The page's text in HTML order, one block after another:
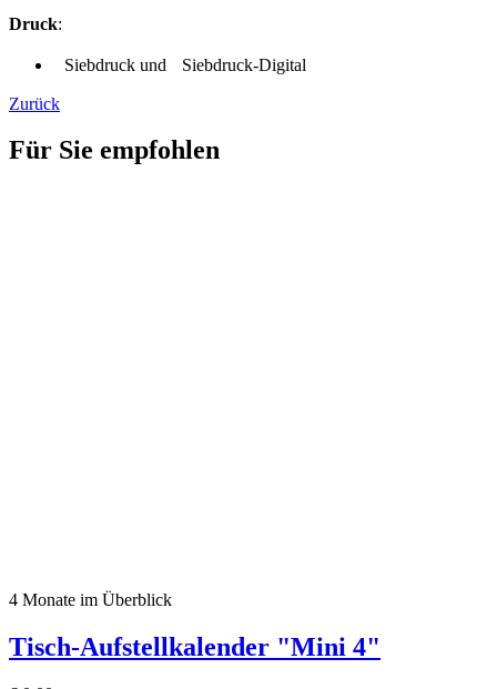
Druck:
Siebdruck und Siebdruck-Digital
Zurück
Für Sie empfohlen
4 Monate im Überblick
Tisch-Aufstellkalender "Mini 4"